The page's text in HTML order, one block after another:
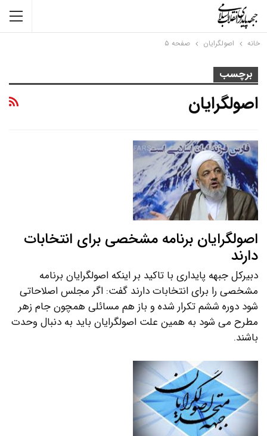
خانه اصولگرایان صفحه ۵
برچسب
اصولگرایان
اصولگرایان برنامه مشخصی برای انتخابات
دارند
دبیرکل جبهه پایداری با تاکید بر اینکه اصولگرایان برنامه
مشخصی را برای انتخابات دارند گفت: اگر مجلس اصلاحاتی
شود دوره ششم تکرار شده و باز هم مسائلی همچون جام زهر
مطرح می شود به همین علت اصولگرایان باید به دنبال وحدت
باشند.